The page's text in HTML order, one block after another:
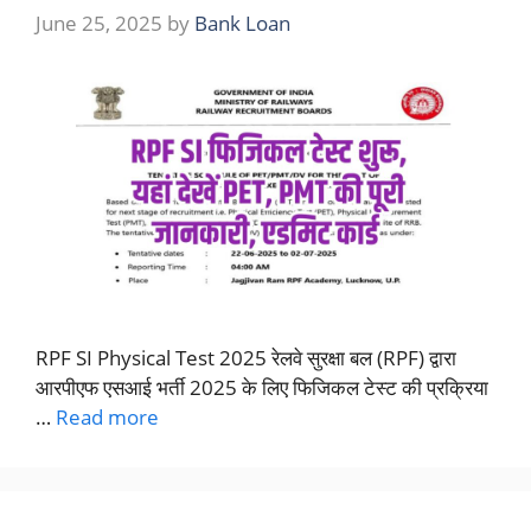
June 25, 2025 by Bank Loan
RPF SI Physical Test 2025 रेलवे सुरक्षा बल (RPF) द्वारा
आरपीएफ एसआई भर्ती 2025 के लिए फिजिकल टेस्ट की प्रक्रिया
… Read more